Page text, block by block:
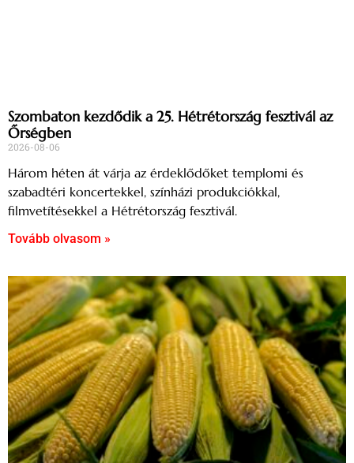
Szombaton kezdődik a 25. Hétrétország fesztivál az
Őrségben
2026-08-06
Három héten át várja az érdeklődőket templomi és
szabadtéri koncertekkel, színházi produkciókkal,
filmvetítésekkel a Hétrétország fesztivál.
Tovább olvasom »